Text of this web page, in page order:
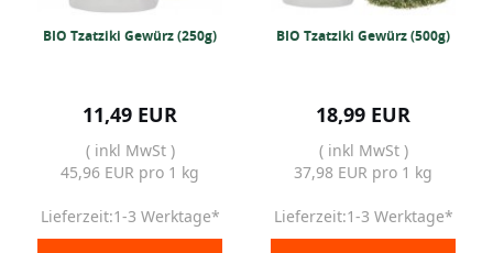
BIO Tzatziki Gewürz (250g)
11,49 EUR
( inkl MwSt )
45,96 EUR pro 1 kg
Lieferzeit:1-3 Werktage*
BIO Tzatziki Gewürz (500g)
18,99 EUR
( inkl MwSt )
37,98 EUR pro 1 kg
Lieferzeit:1-3 Werktage*